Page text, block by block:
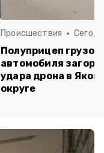
Происшествия
Полуприцеп
автомобиля
удара дрона в
округе